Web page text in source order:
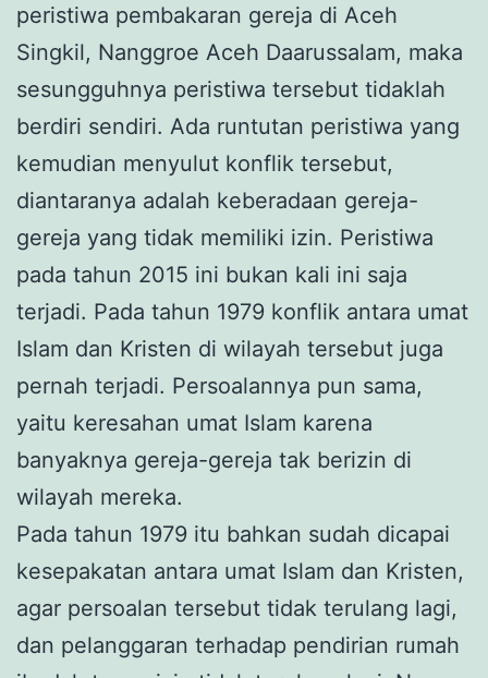
peristiwa pembakaran gereja di Aceh
Singkil, Nanggroe Aceh Daarussalam, maka
sesungguhnya peristiwa tersebut tidaklah
berdiri sendiri. Ada runtutan peristiwa yang
kemudian menyulut konflik tersebut,
diantaranya adalah keberadaan gereja-
gereja yang tidak memiliki izin. Peristiwa
pada tahun 2015 ini bukan kali ini saja
terjadi. Pada tahun 1979 konflik antara umat
Islam dan Kristen di wilayah tersebut juga
pernah terjadi. Persoalannya pun sama,
yaitu keresahan umat Islam karena
banyaknya gereja-gereja tak berizin di
wilayah mereka.
Pada tahun 1979 itu bahkan sudah dicapai
kesepakatan antara umat Islam dan Kristen,
agar persoalan tersebut tidak terulang lagi,
dan pelanggaran terhadap pendirian rumah